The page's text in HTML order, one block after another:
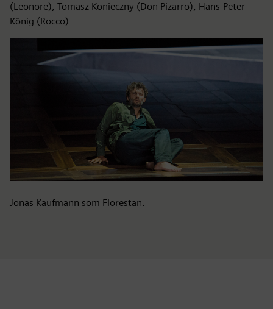
(Leonore), Tomasz Konieczny (Don Pizarro), Hans-Peter
König (Rocco)
Jonas Kaufmann som Florestan.